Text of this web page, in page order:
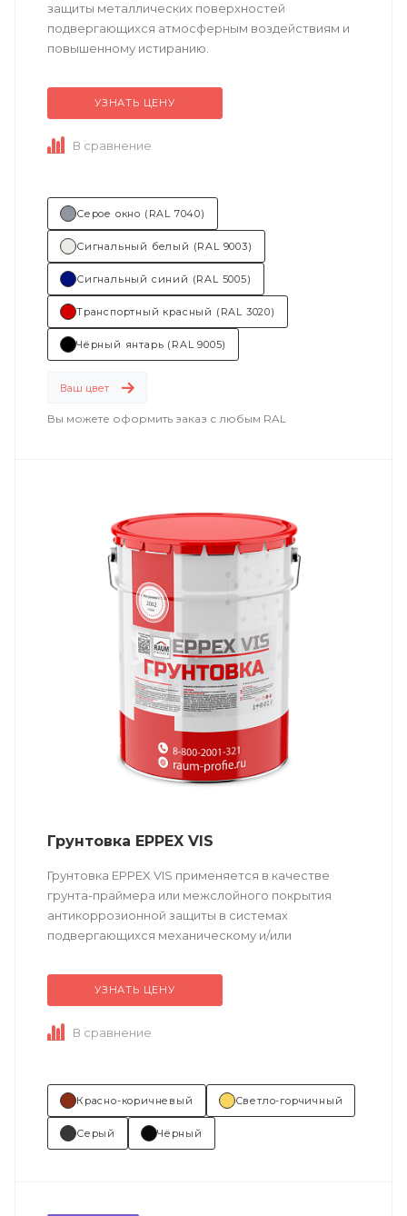
защиты металлических поверхностей
подвергающихся атмосферным воздействиям и
повышенному истиранию.
Техническое описание
УЗНАТЬ ЦЕНУ
В сравнение
Серое окно (RAL 7040)
Сигнальный белый (RAL 9003)
Сигнальный синий (RAL 5005)
Транспортный красный (RAL 3020)
Чёрный янтарь (RAL 9005)
Ваш цвет
Вы можете оформить заказ с любым RAL
Грунтовка EPPEX VIS
Грунтовка EPPEX VIS применяется в качестве
грунта-праймера или межслойного покрытия
антикоррозионной защиты в системах
подвергающихся механическому и/или
Техническое описание
УЗНАТЬ ЦЕНУ
В сравнение
Красно-коричневый Светло-горчичный
Серый Чёрный